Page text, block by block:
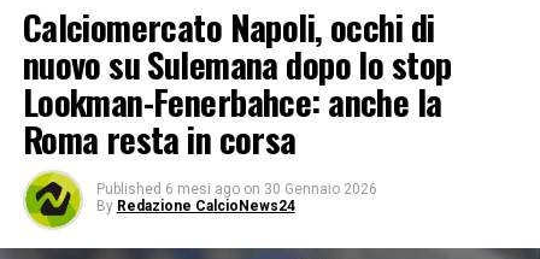
Calciomercato Napoli, occhi di
nuovo su Sulemana dopo lo stop
Lookman-Fenerbahce: anche la
Roma resta in corsa
Published 6 mesi ago on 30 Gennaio 2026
By Redazione CalcioNews24